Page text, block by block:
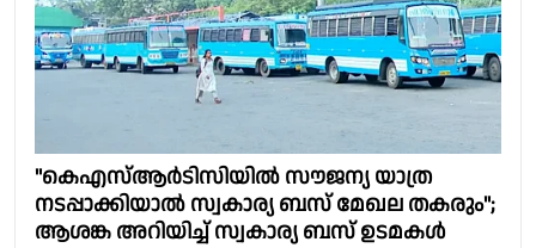
"കെഎസ്ആർടിസിയിൽ സൗജന്യ യാത്ര
നടപ്പാക്കിയാൽ സ്വകാര്യ ബസ് മേഖല തകരും";
ആശങ്ക അറിയിച്ച് സ്വകാര്യ ബസ് ഉടമകൾ